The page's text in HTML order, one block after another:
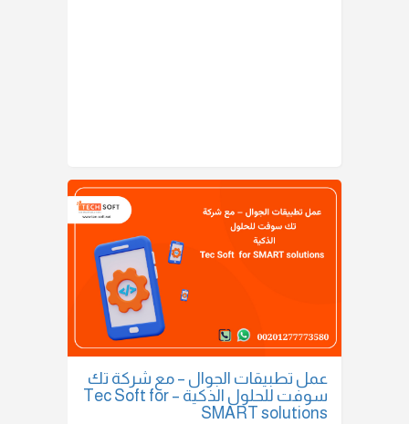
عمل تطبيقات الجوال – مع شركة تك
سوفت للحلول الذكية – Tec Soft for
SMART solutions